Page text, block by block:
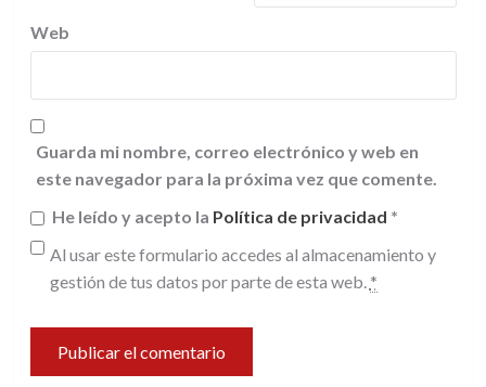
Web
Guarda mi nombre, correo electrónico y web en
este navegador para la próxima vez que comente.
He leído y acepto la Política de privacidad *
Al usar este formulario accedes al almacenamiento y
gestión de tus datos por parte de esta web. *